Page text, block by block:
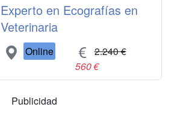
Experto en Ecografías en
Veterinaria
Online
2.240 €
560 €
Publicidad